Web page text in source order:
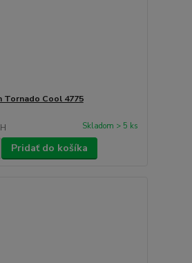
Cool 4775
Skladom > 5 ks
Pridať do košíka